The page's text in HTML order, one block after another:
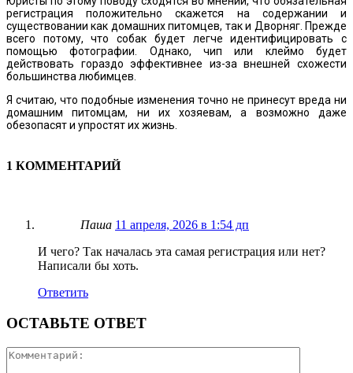
регистрация положительно скажется на содержании и
существовании как домашних питомцев, так и Дворняг. Прежде
всего потому, что собак будет легче идентифицировать с
помощью фотографии. Однако, чип или клеймо будет
действовать гораздо эффективнее из-за внешней схожести
большинства любимцев.
Я считаю, что подобные изменения точно не принесут вреда ни
домашним питомцам, ни их хозяевам, а возможно даже
обезопасят и упростят их жизнь.
1 КОММЕНТАРИЙ
Паша 11 апреля, 2026 в 1:54 дп
И чего? Так началась эта самая регистрация или нет?
Написали бы хоть.
Ответить
ОСТАВЬТЕ ОТВЕТ